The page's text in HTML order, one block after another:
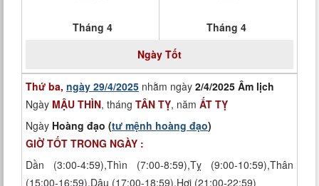
Tháng 4
Tháng 4
Ngày Tốt
Thứ ba, ngày 29/4/2025 nhằm ngày 2/4/2025 Âm lịch
Ngày MẬU THÌN, tháng TÂN TỴ, năm ẤT TỴ
Ngày Hoàng đạo (tư mệnh hoàng đạo)
GIỜ TỐT TRONG NGÀY :
Dần (3:00-4:59),Thìn (7:00-8:59),Tỵ (9:00-10:59),Thân
(15:00-16:59),Dậu (17:00-18:59),Hợi (21:00-22:59)